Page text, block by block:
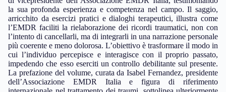
la sua profonda esperienza e competenza nel campo. Il saggio,
arricchito da esercizi pratici e dialoghi terapeutici, illustra come
l’EMDR faciliti la rielaborazione dei ricordi traumatici, non con
l’intento di cancellarli, ma di integrarli in una narrazione personale
più coerente e meno dolorosa. L’obiettivo è trasformare il modo in
cui l’individuo percepisce e interagisce con il proprio passato,
impedendo che esso eserciti un controllo debilitante sul presente.
La prefazione del volume, curata da Isabel Fernandez, presidente
dell’Associazione EMDR Italia e figura di riferimento